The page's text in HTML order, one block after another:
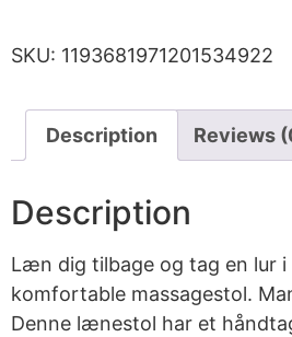
SKU: 1193681971201534922
Description Reviews
Description
Læn dig tilbage og tag en lur i
komfortable massagestol.
Denne lænestol har et